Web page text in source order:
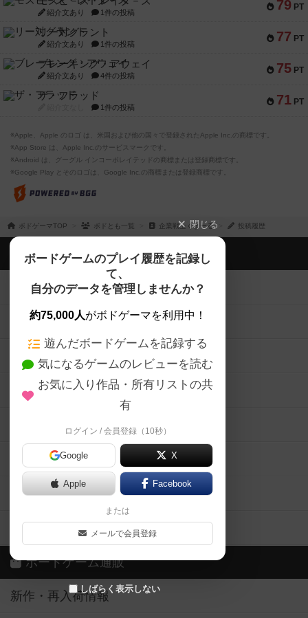
79 PT
紹介文あり 1件の投稿
77 PT
リー対グラント
紹介文あり 1件の投稿
75 PT
ブレーキング・アウェイ
紹介文あり 4件の投稿
71 PT
ザ・フラッド
1件の投稿
※Apple、Apple のロゴ は、米国および他の国々で登録されたApple Inc.の商標です。
※App Store は、Apple Inc.のサービスマークです。
※Android は、グーグル インコーポレイテッドの商標または登録商標です。
※Google Play とそのロゴは、Google Inc.の商標または登録商標です。
ボドゲーマTOP ボドとも一覧 企業戦士くまーる 投稿履歴
閉じる
ボードゲームのプレイ履歴を記録し
て、
自分のデータを管理しませんか？
約75,000人がボドゲーマを利用中！
遊んだボードゲームを記録する
気になるゲームのレビューを読む
お気に入り作品・所有リストの共
有
ログイン / 会員登録（10秒）
Google X
Apple Facebook
または
メールで会員登録
しばらく表示しない
ボドゲーマTOP
ボードゲームを検索する
ボードゲームの新着レビュー
ボードゲーム会情報
メカニクス特集
掲示板・トピックス
ボドとも・会員一覧
ボードゲーム業界コラム
ボドゲーマご利用案内
ボードゲーム通販
新作・再入荷情報